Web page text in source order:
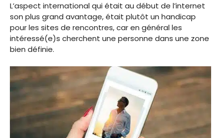
L’aspect international qui était au début de l’internet
son plus grand avantage, était plutôt un handicap
pour les sites de rencontres, car en général les
intéressé(e)s cherchent une personne dans une zone
bien définie.